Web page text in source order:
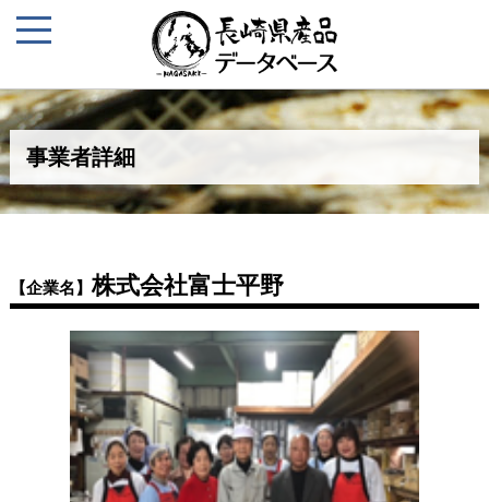
事業者詳細
【企業名】株式会社富士平野